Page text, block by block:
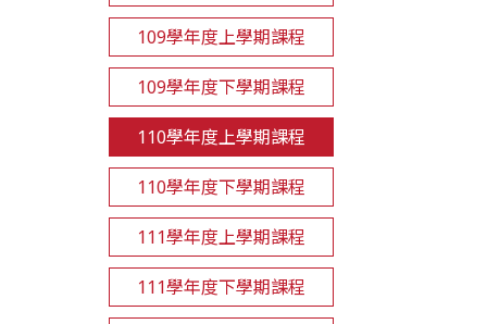
109學年度上學期課程
109學年度下學期課程
110學年度上學期課程
110學年度下學期課程
111學年度上學期課程
111學年度下學期課程